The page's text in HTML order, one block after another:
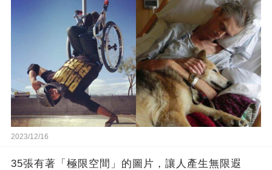
2023/12/16
35張有著「極限空間」的圖片，讓人產生無限遐